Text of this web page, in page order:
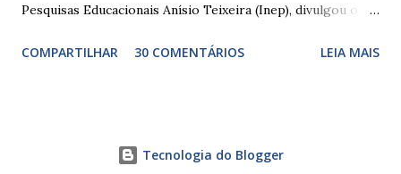
Pesquisas Educacionais Anísio Teixeira (Inep), divulgou o
Enem 2019. O Exame Nacional do Ensino Médio ou ENEM é
essas provas. As funções principais de um fiscal de prova
COMPARTILHAR 30 COMENTÁRIOS LEIA MAIS
Tecnologia do Blogger